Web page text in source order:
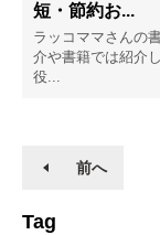
短・節約お...
ラッコママさんの
介や書籍では紹介
役...
前へ
Tag